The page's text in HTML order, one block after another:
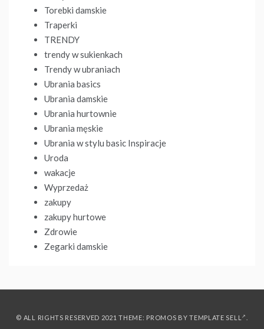
Torebki damskie
Traperki
TRENDY
trendy w sukienkach
Trendy w ubraniach
Ubrania basics
Ubrania damskie
Ubrania hurtownie
Ubrania męskie
Ubrania w stylu basic Inspiracje
Uroda
wakacje
Wyprzedaż
zakupy
zakupy hurtowe
Zdrowie
Zegarki damskie
© ALL RIGHTS RESERVED 2021 THEME: PROMOS BYTEMPLATE SELL